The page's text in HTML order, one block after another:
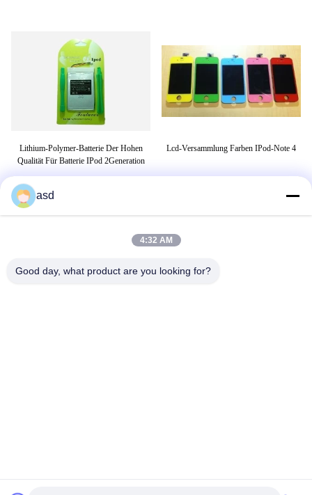
Lithium-Polymer-Batterie Der Hohen
Qualität Für Batterie IPod 2Generation
Lcd-Versammlung Farben IPod-Note 4
UMBAUTEN
Ersatzteile
asd
4:32 AM
Good day, what product are you looking for?